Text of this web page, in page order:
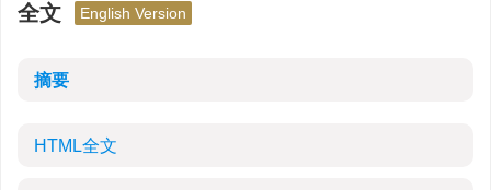
全文 English Version
摘要
HTML全文